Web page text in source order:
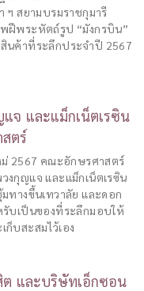
ฯ สยามบรมราชกุมารี
ฝีพระหัตถ์รูป “มังกรบิน”
นค้าที่ระลึกประจำปี 2567
จ และแม็กเน็ตเรซิน
ตร์
ม่ 2567 คณะอักษรศาสตร์
งกุญแจ และแม็กเน็ตเรซิน
ทางขึ้นเทวาลัย และดอก
รับเป็นของที่ระลึกมอบให้
บสะสมไว้เอง
ต และบริษัทเอ็กซอน